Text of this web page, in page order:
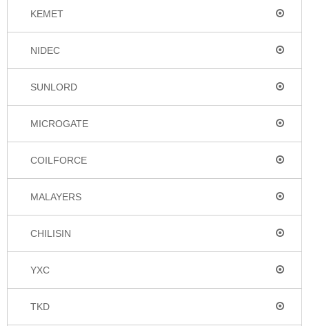
KEMET
NIDEC
SUNLORD
MICROGATE
COILFORCE
MALAYERS
CHILISIN
YXC
TKD